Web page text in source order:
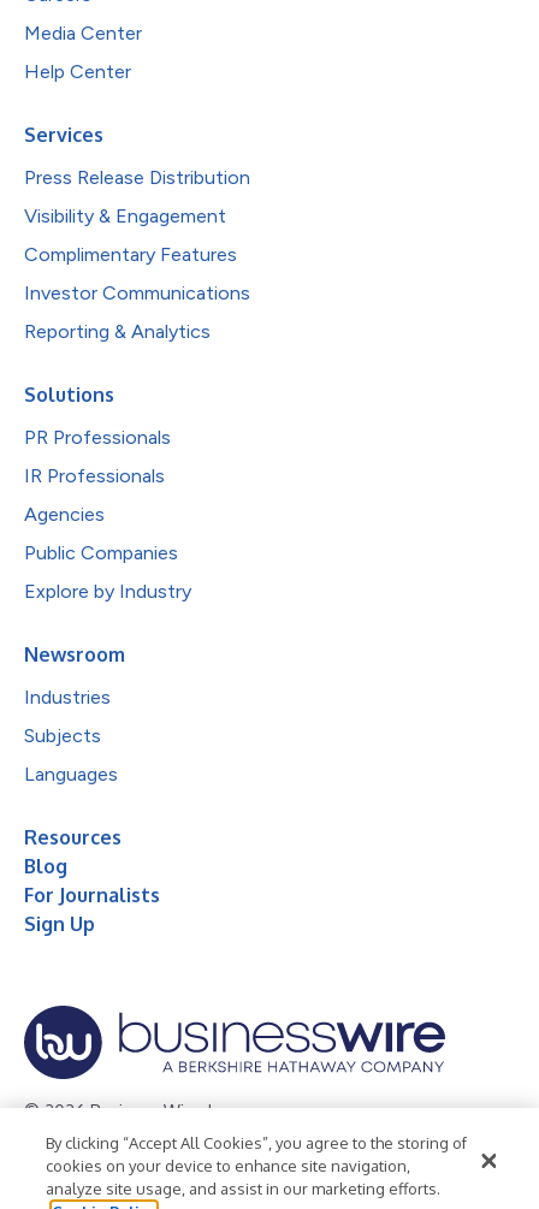
Media Center
Help Center
Services
Press Release Distribution
Visibility & Engagement
Complimentary Features
Investor Communications
Reporting & Analytics
Solutions
PR Professionals
IR Professionals
Agencies
Public Companies
Explore by Industry
Newsroom
Industries
Subjects
Languages
Resources
Blog
For Journalists
Sign Up
© 2026 Business Wire, Inc.
Privacy Policy Cookie Policy
Accessibility Statement
Terms of Use
Legal
By clicking “Accept All Cookies”, you agree to the storing of
cookies on your device to enhance site navigation,
analyze site usage, and assist in our marketing efforts.